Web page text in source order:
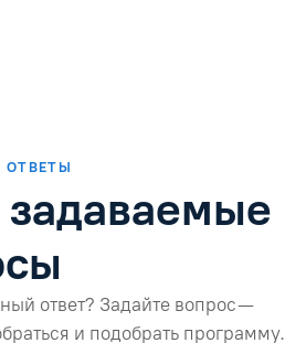
ОТВЕТЫ
задаваемые
ответ? Задайте вопрос —
и подобрать программу.